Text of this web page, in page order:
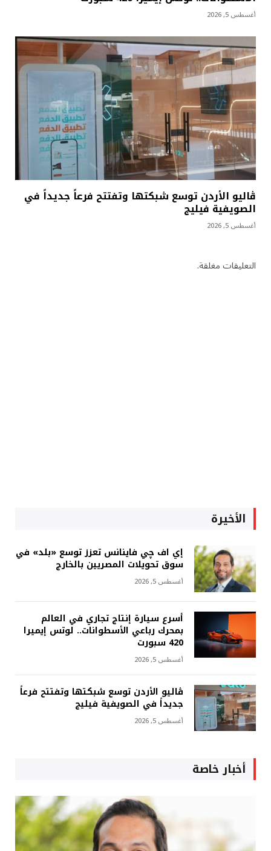
أغسطس 5, 2026
ڤاليو الأردن توسع شبكتها وتفتتح فرعاً جديداً في
الصويفية فيليج
أغسطس 5, 2026
التعليقات مغلقة.
الأخيرة
إي اف چي فاينانس تعزز توسع «بلد» في
سوق تحويلات المصريين بالخارج
أغسطس 5, 2026
أسرع سيارة إنتاج تجاري في العالم
بمحرك رباعي الأسطوانات.. لوتس إيميرا
420 سبورت
أغسطس 5, 2026
ڤاليو الأردن توسع شبكتها وتفتتح فرعاً
جديداً في الصويفية فيليج
أغسطس 5, 2026
أخبار خاصة